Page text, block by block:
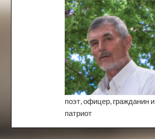
поэт, офицер, гражданин и
патриот